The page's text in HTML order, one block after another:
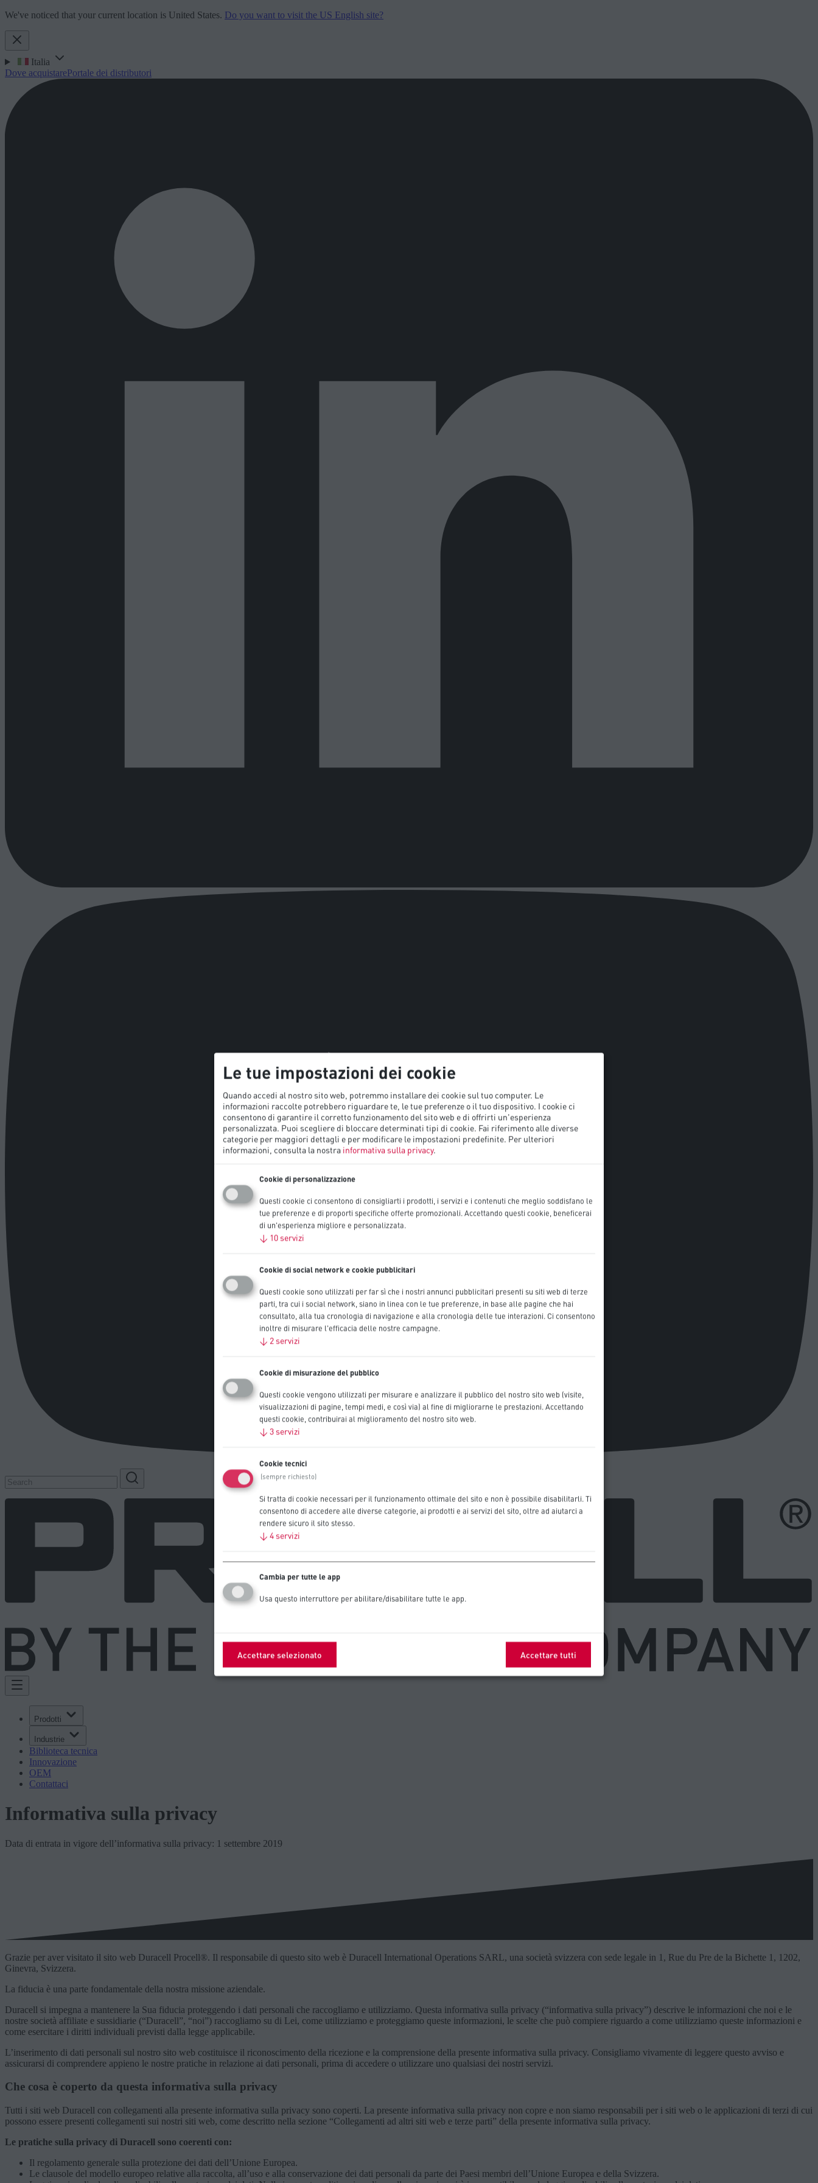
We've noticed that your current location is United States. Do you want to visit the US English site?
Italia
Dove acquistarePortale dei distributori
Prodotti
Industrie
Biblioteca tecnica
Innovazione
OEM
Contattaci
Informativa sulla privacy
Data di entrata in vigore dell’informativa sulla privacy: 1 settembre 2019
Grazie per aver visitato il sito web Duracell Procell®. Il responsabile di questo sito web è Duracell International Operations SARL, una società svizzera con sede legale in 1, Rue du Pre de la Bichette 1, 1202,
Ginevra, Svizzera.
La fiducia è una parte fondamentale della nostra missione aziendale.
Duracell si impegna a mantenere la Sua fiducia proteggendo i dati personali che raccogliamo e utilizziamo. Questa informativa sulla privacy (“informativa sulla privacy”) descrive le informazioni che noi e le
nostre società affiliate e sussidiarie (“Duracell”, “noi”) raccogliamo su di Lei, come utilizziamo e proteggiamo queste informazioni, le scelte che può compiere riguardo a come utilizziamo queste informazioni e
come esercitare i diritti individuali previsti dalla legge applicabile.
L’inserimento di dati personali sul nostro sito web costituisce il riconoscimento della ricezione e la comprensione della presente informativa sulla privacy. Consigliamo vivamente di leggere questo avviso e
assicurarsi di comprendere appieno le nostre pratiche in relazione ai dati personali, prima di accedere o utilizzare uno qualsiasi dei nostri servizi.
Che cosa è coperto da questa informativa sulla privacy
Tutti i siti web Duracell con collegamenti alla presente informativa sulla privacy sono coperti. La presente informativa sulla privacy non copre e non siamo responsabili per i siti web o le applicazioni di terzi di cui
possono essere presenti collegamenti sui nostri siti web, come descritto nella sezione “Collegamenti ad altri siti web e terze parti” della presente informativa sulla privacy.
Le pratiche sulla privacy di Duracell sono coerenti con:
Il regolamento generale sulla protezione dei dati dell’Unione Europea.
Le clausole del modello europeo relative alla raccolta, all’uso e alla conservazione dei dati personali da parte dei Paesi membri dell’Unione Europea e della Svizzera.
Le tue impostazioni dei cookie
Quando accedi al nostro sito web, potremmo installare dei cookie sul tuo computer. Le
informazioni raccolte potrebbero riguardare te, le tue preferenze o il tuo dispositivo. I cookie ci
consentono di garantire il corretto funzionamento del sito web e di offrirti un'esperienza
personalizzata. Puoi scegliere di bloccare determinati tipi di cookie. Fai riferimento alle diverse
categorie per maggiori dettagli e per modificare le impostazioni predefinite. Per ulteriori
informazioni, consulta la nostra informativa sulla privacy.
Cookie di personalizzazione
Questi cookie ci consentono di consigliarti i prodotti, i servizi e i contenuti che meglio soddisfano le
tue preferenze e di proporti specifiche offerte promozionali. Accettando questi cookie, beneficerai
di un'esperienza migliore e personalizzata.
↓ 10 servizi
Cookie di social network e cookie pubblicitari
Questi cookie sono utilizzati per far sì che i nostri annunci pubblicitari presenti su siti web di terze
parti, tra cui i social network, siano in linea con le tue preferenze, in base alle pagine che hai
consultato, alla tua cronologia di navigazione e alla cronologia delle tue interazioni. Ci consentono
inoltre di misurare l'efficacia delle nostre campagne.
↓ 2 servizi
Cookie di misurazione del pubblico
Questi cookie vengono utilizzati per misurare e analizzare il pubblico del nostro sito web (visite,
visualizzazioni di pagine, tempi medi, e così via) al fine di migliorarne le prestazioni. Accettando
questi cookie, contribuirai al miglioramento del nostro sito web.
↓ 3 servizi
Cookie tecnici
(sempre richiesto)
Si tratta di cookie necessari per il funzionamento ottimale del sito e non è possibile disabilitarli. Ti
consentono di accedere alle diverse categorie, ai prodotti e ai servizi del sito, oltre ad aiutarci a
rendere sicuro il sito stesso.
↓ 4 servizi
Cambia per tutte le app
Usa questo interruttore per abilitare/disabilitare tutte le app.
Accettare selezionato Accettare tutti